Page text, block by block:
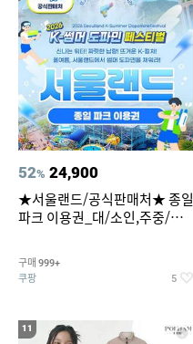
52% 24,900
★서울랜드/공식판매처★ 종일
파크 이용권_대/소인,주중/주
구매 999+
쿠팡 5
11